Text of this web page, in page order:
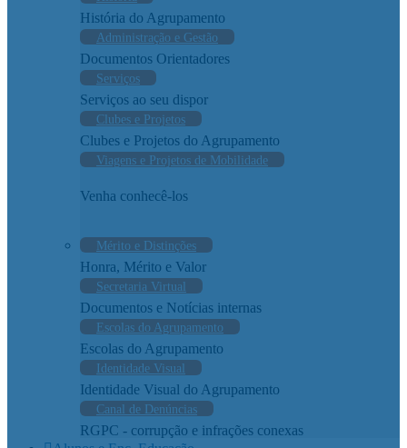
História do Agrupamento
Administração e Gestão
Documentos Orientadores
Serviços
Serviços ao seu dispor
Clubes e Projetos
Clubes e Projetos do Agrupamento
Viagens e Projetos de Mobilidade
Venha conhecê-los
Mérito e Distinções
Honra, Mérito e Valor
Secretaria Virtual
Documentos e Notícias internas
Escolas do Agrupamento
Escolas do Agrupamento
Identidade Visual
Identidade Visual do Agrupamento
Canal de Denúncias
RGPC - corrupção e infrações conexas